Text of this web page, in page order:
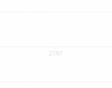
27/07